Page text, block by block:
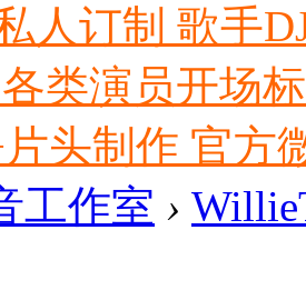
人订制 歌手
类演员开场
头制作 官方
工作室 ›